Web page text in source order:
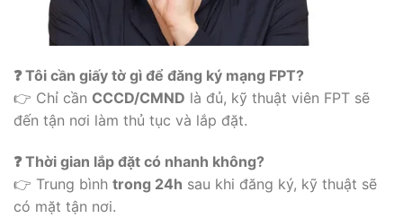
❓ Tôi cần giấy tờ gì để đăng ký mạng FPT?
👉 Chỉ cần CCCD/CMND là đủ, kỹ thuật viên FPT sẽ
đến tận nơi làm thủ tục và lắp đặt.
❓ Thời gian lắp đặt có nhanh không?
👉 Trung bình trong 24h sau khi đăng ký, kỹ thuật sẽ
có mặt tận nơi.